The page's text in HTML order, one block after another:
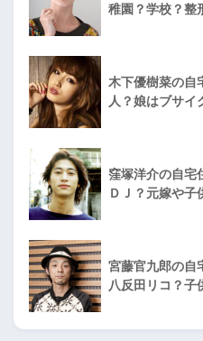
稚園？学校？整
木下優樹菜の自
人？娘はブサイ
窪塚洋介の自宅
ＤＪ？元嫁や子
宮藤官九郎の自
八反田リコ？子